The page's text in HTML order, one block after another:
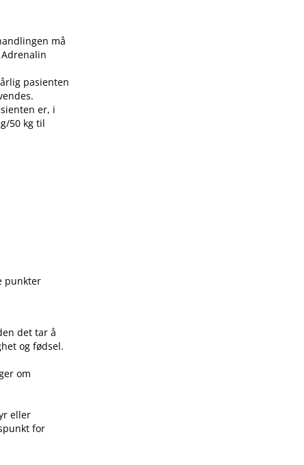
må
pasienten
er, i
50 kg til
punkter
det tar å
og fødsel.
om
eller
for